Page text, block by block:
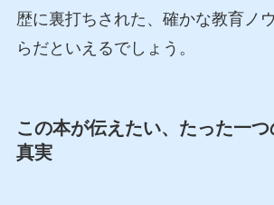
歴に裏打ちされた、確かな教育ノ
らだといえるでしょう。
この本が伝えたい、たった一
真実